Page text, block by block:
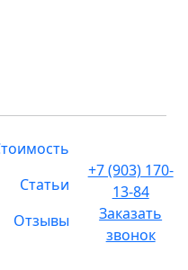
Статьи
Отзывы
+7 (903) 170-
13-84
Заказать
звонок